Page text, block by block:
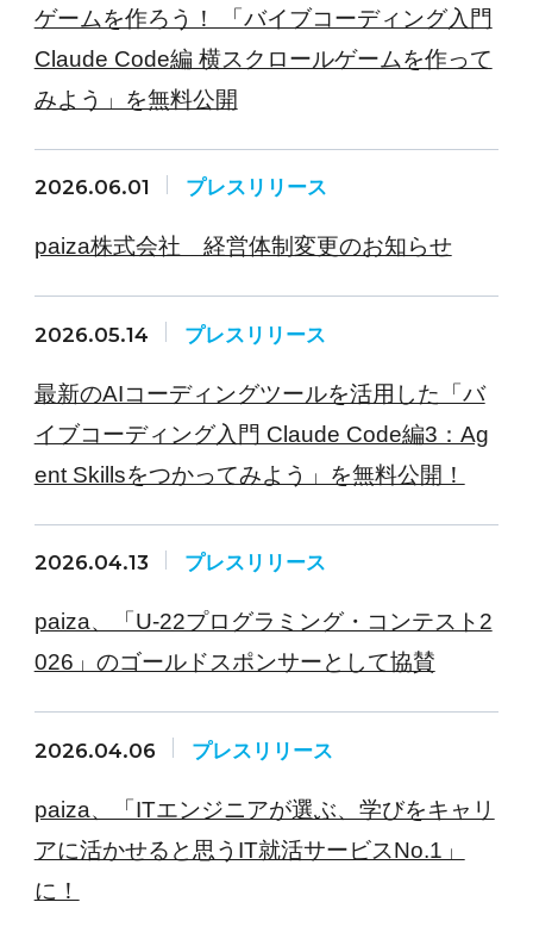
ゲームを作ろう！ 「バイブコーディング入門
Claude Code編 横スクロールゲームを作って
みよう」を無料公開
2026.06.01 プレスリリース
paiza株式会社 経営体制変更のお知らせ
2026.05.14 プレスリリース
最新のAIコーディングツールを活用した「バ
イブコーディング入門 Claude Code編3：Ag
ent Skillsをつかってみよう」を無料公開！
2026.04.13 プレスリリース
paiza、「U-22プログラミング・コンテスト2
026」のゴールドスポンサーとして協賛
2026.04.06 プレスリリース
paiza、「ITエンジニアが選ぶ、学びをキャリ
アに活かせると思うIT就活サービスNo.1」
に！